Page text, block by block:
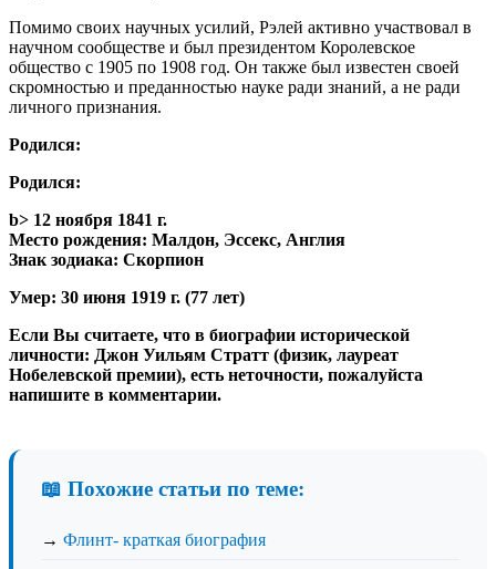
Помимо своих научных усилий, Рэлей активно участвовал в
научном сообществе и был президентом Королевское
общество с 1905 по 1908 год. Он также был известен своей
скромностью и преданностью науке ради знаний, а не ради
личного признания.
Родился:
Родился:
b> 12 ноября 1841 г.
Место рождения: Малдон, Эссекс, Англия
Знак зодиака: Скорпион
Умер: 30 июня 1919 г. (77 лет)
Если Вы считаете, что в биографии исторической
личности: Джон Уильям Стратт (физик, лауреат
Нобелевской премии), есть неточности, пожалуйста
напишите в комментарии.
📖 Похожие статьи по теме:
→ Флинт- краткая биография